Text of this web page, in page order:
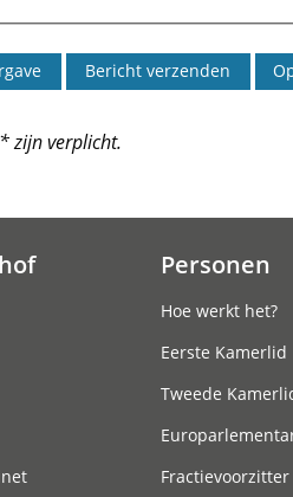
zijn verplicht.
Personen
Hoe werkt het?
Eerste Kamerlid
Tweede
Fractievoorzitter